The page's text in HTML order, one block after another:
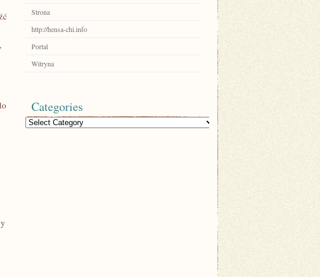
Strona
http://hensa-chi.info
Portal
Witryna
Categories
Categories